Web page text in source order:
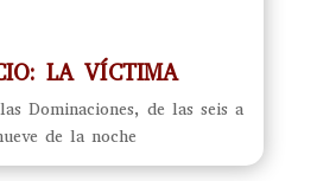
LA VÍCTIMA
Dominaciones, de las seis a
de la noche